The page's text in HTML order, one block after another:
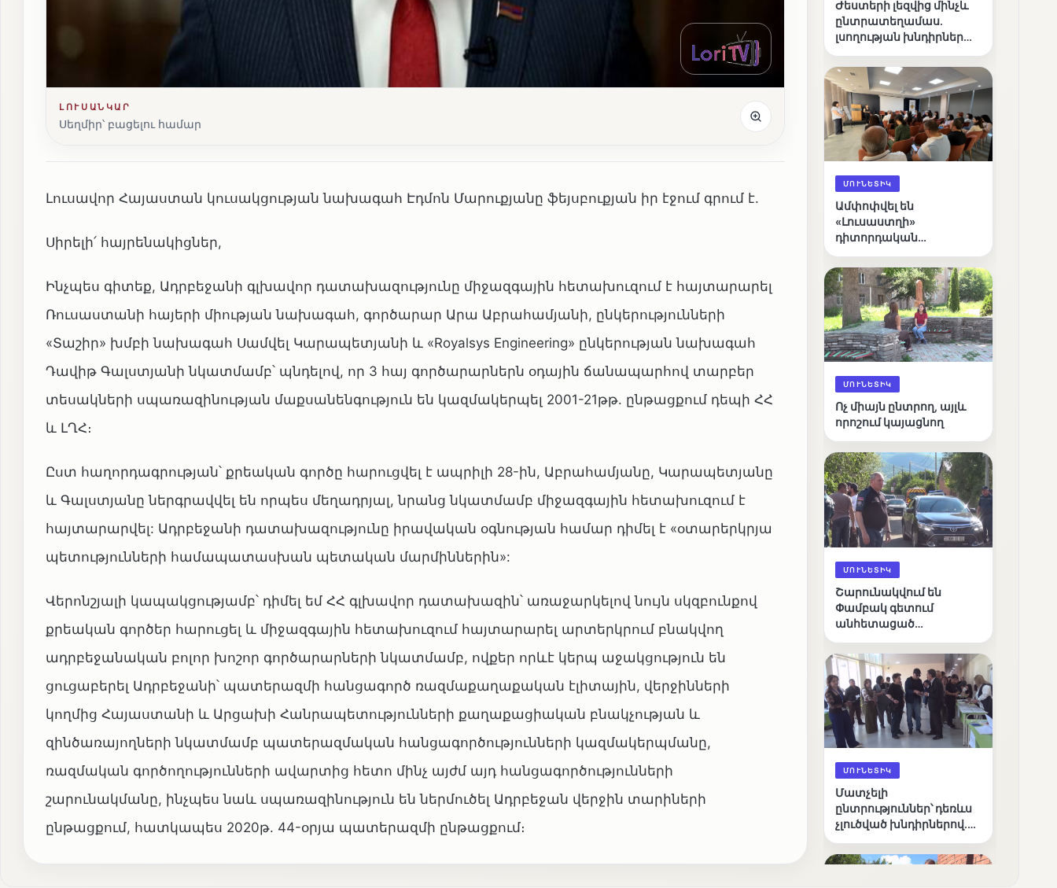
ԼՈՒՍԱՆԿԱՐ
Սեղմիր՝ բացելու համար
Լուսավոր Հայաստան կուսակցության նախագահ Էդմոն Մարուքյանը ֆեյսբուքյան իր էջում գրում է.
Սիրելի՛ հայրենակիցներ,
Ինչպես գիտեք, Ադրբեջանի գլխավոր դատախազությունը միջազգային հետախուզում է հայտարարել
Ռուսաստանի հայերի միության նախագահ, գործարար Արա Աբրահամյանի, ընկերությունների
«Տաշիր» խմբի նախագահ Սամվել Կարապետյանի և «Royalsys Engineering» ընկերության նախագահ
Դավիթ Գալստյանի նկատմամբ՝ պնդելով, որ 3 հայ գործարարներն օդային ճանապարհով տարբեր
տեսակների սպառազինության մաքսանենգություն են կազմակերպել 2001-21թթ. ընթացքում դեպի ՀՀ
և ԼՂՀ։
Ըստ հաղորդագրության՝ քրեական գործը հարուցվել է ապրիլի 28-ին, Աբրահամյանը, Կարապետյանը
և Գալստյանը ներգրավվել են որպես մեղադրյալ, նրանց նկատմամբ միջազգային հետախուզում է
հայտարարվել: Ադրբեջանի դատախազությունը իրավական օգնության համար դիմել է «օտարերկրյա
պետությունների համապատասխան պետական մարմիններին»:
Վերոնշյալի կապակցությամբ՝ դիմել եմ ՀՀ գլխավոր դատախազին՝ առաջարկելով նույն սկզբունքով
քրեական գործեր հարուցել և միջազգային հետախուզում հայտարարել արտերկրում բնակվող
ադրբեջանական բոլոր խոշոր գործարարների նկատմամբ, ովքեր որևէ կերպ աջակցություն են
ցուցաբերել Ադրբեջանի՝ պատերազմի հանցագործ ռազմաքաղաքական էլիտային, վերջինների
կողմից Հայաստանի և Արցախի Հանրապետությունների քաղաքացիական բնակչության և
զինծառայողների նկատմամբ պատերազմական հանցագործությունների կազմակերպմանը,
ռազմական գործողությունների ավարտից հետո մինչ այժմ այդ հանցագործությունների
շարունակմանը, ինչպես նաև սպառազինություն են ներմուծել Ադրբեջան վերջին տարիների
ընթացքում, հատկապես 2020թ. 44-օրյա պատերազմի ընթացքում։
Ժեստերի լեզվից մինչև
ընտրատեղամաս.
լսողության խնդիրներ
ճանապարհը
ՄՈՒՆԵՏԻԿ
Ամփոփվել են
«Լուսաստղի»
դիտորդական
արդյունքները
ՄՈՒՆԵՏԻԿ
Ոչ միայն ընտրող, այլև
որոշում կայացնող
ՄՈՒՆԵՏԻԿ
Շարունակվում են
Փամբակ գետում
անհետացած
որոնողական
աշխատանքները
ՄՈՒՆԵՏԻԿ
Մատչելի
ընտրություններ՝ դեռևս
չլուծված խնդիրներով.
դիտորդական